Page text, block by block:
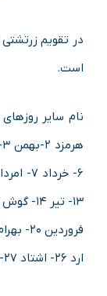
است.
ارد ۲۶- اشتاد ۲۷- آسمان ۲۸- زامیاد ۲۹- ماراسپند ۳۰ انیران.